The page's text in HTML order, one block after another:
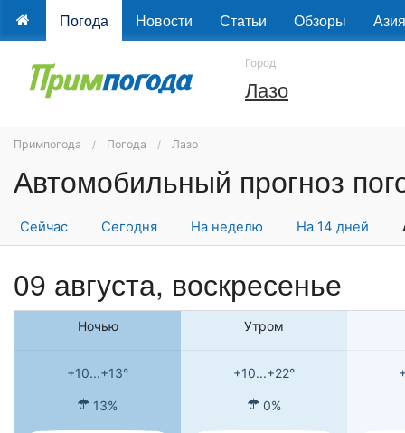
Погода Новости Статьи Обзоры Азия
Город
Лазо
Примпогода Погода Лазо
Сейчас Сегодня На неделю На 14 дней
09 августа, воскресенье
Ночью Утром
+10...+13° +10...+22°
13% 0%